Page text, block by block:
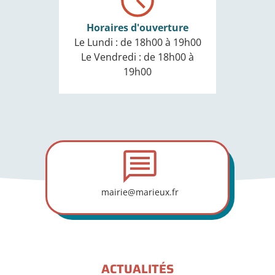
Horaires d'ouverture
Le Lundi : de 18h00 à 19h00
Le Vendredi : de 18h00 à
19h00
mairie@marieux.fr
ACTUALITÉS